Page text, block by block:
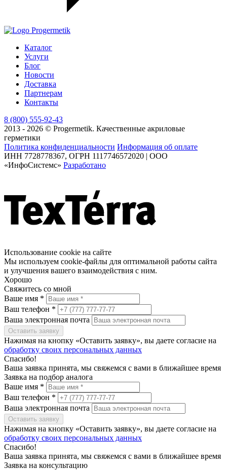
Каталог
Услуги
Блог
Новости
Доставка
Партнерам
Контакты
8 (800) 555-92-43
2013 - 2026 © Progermetik. Качественные акриловые
герметики
Политика конфиденциальности Информация об оплате
ИНН 7728778367, ОГРН 1117746572020 | ООО
«ИнфоСистемс» Разработано
Использование cookie на сайте
Мы используем cookie-файлы для оптимальной работы сайта
и улучшения вашего взаимодействия с ним.
Хорошо
Свяжитесь со мной
Ваше имя *
Ваш телефон *
Ваша электронная почта
Оставить заявку
Нажимая на кнопку «Оставить заявку», вы даете согласие на
обработку своих персональных данных
Спасибо!
Ваша заявка принята, мы свяжемся с вами в ближайшее время
Заявка на подбор аналога
Ваше имя *
Ваш телефон *
Ваша электронная почта
Оставить заявку
Нажимая на кнопку «Оставить заявку», вы даете согласие на
обработку своих персональных данных
Спасибо!
Ваша заявка принята, мы свяжемся с вами в ближайшее время
Заявка на консультацию